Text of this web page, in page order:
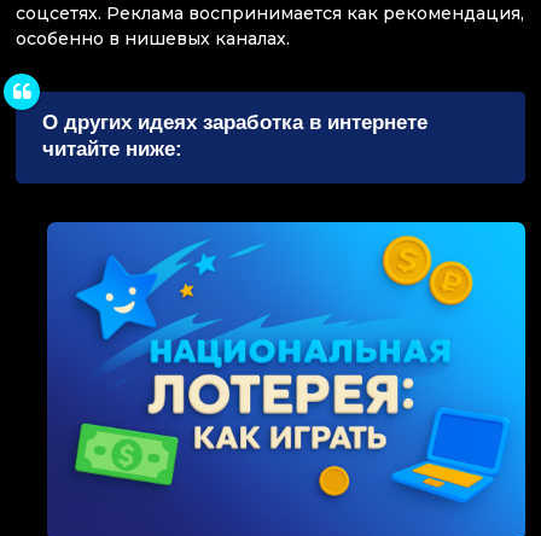
соцсетях. Реклама воспринимается как рекомендация,
особенно в нишевых каналах.
О других идеях заработка в интернете
читайте ниже: